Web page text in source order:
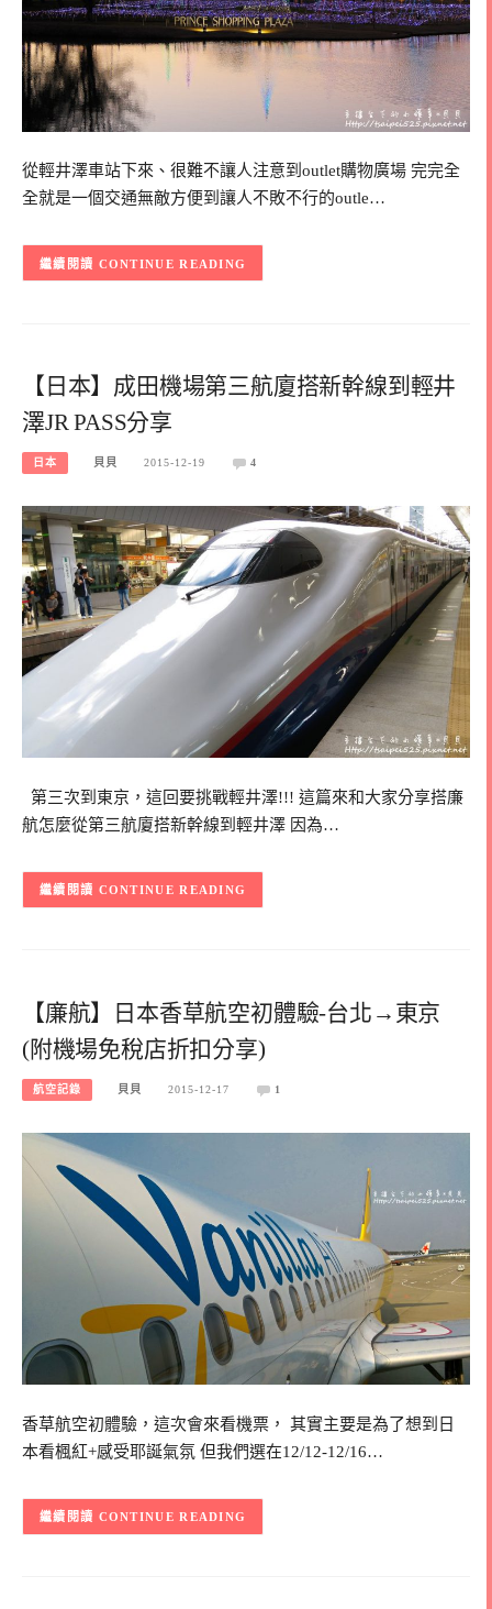
從輕井澤車站下來、很難不讓人注意到outlet購物廣場 完完全
全就是一個交通無敵方便到讓人不敗不行的outle…
CONTINUE READING
【日本】成田機場第三航廈搭新幹線到輕井
澤JR PASS分享
日本 貝貝 2015-12-19 4
第三次到東京，這回要挑戰輕井澤!!! 這篇來和大家分享搭廉
航怎麼從第三航廈搭新幹線到輕井澤 因為…
CONTINUE READING
【廉航】日本香草航空初體驗-台北→東京
(附機場免稅店折扣分享)
航空記錄 貝貝 2015-12-17 1
香草航空初體驗，這次會來看機票， 其實主要是為了想到日
本看楓紅+感受耶誕氣氛 但我們選在12/12-12/16…
CONTINUE READING